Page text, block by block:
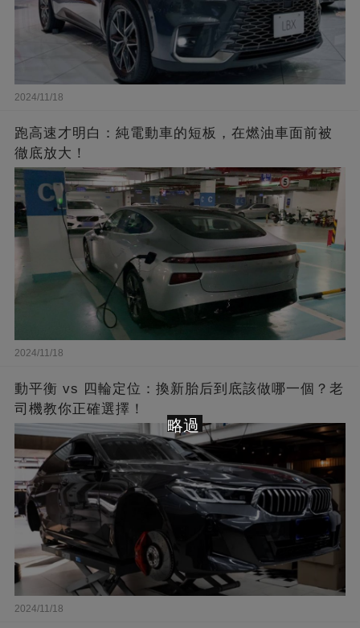
2024/11/18
跑高速才明白：純電動車的短板，在燃油車面前被
徹底放大！
2024/11/18
動平衡 vs 四輪定位：換新胎后到底該做哪一個？老
司機教你正確選擇！
2024/11/18
略過